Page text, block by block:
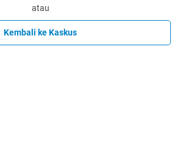
atau
Kembali ke Kaskus